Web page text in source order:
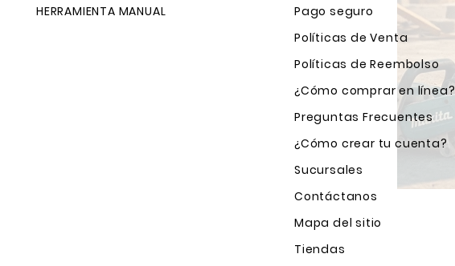
HERRAMIENTA MANUAL
Pago seguro
Políticas de Venta
Políticas de Reembolso
¿Cómo comprar en línea?
Preguntas Frecuentes
¿Cómo crear tu cuenta?
Sucursales
Contáctanos
Mapa del sitio
Tiendas